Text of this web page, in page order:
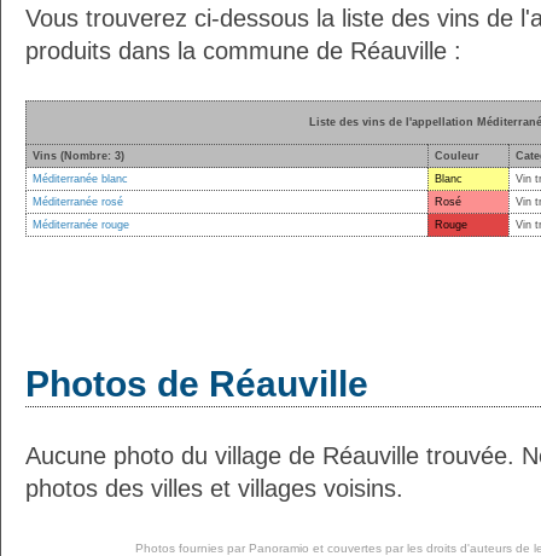
Vous trouverez ci-dessous la liste des vins de
produits dans la commune de Réauville :
Liste des vins de l'appellation
Vins (Nombre: 3) Couleur
Méditerranée blanc
Blanc
Vin
Méditerranée rosé
Rosé
Vin
Méditerranée rouge
Rouge Vin
Photos de Réauville
Aucune photo du village de Réauville trouvée.
photos des villes et villages voisins.
Photos fournies par Panoramio et couvertes par les droits d'auteurs de